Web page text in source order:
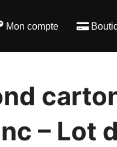
Mon compte
– Lot